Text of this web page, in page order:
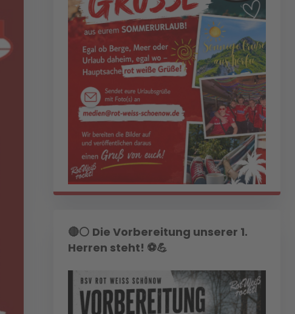
🔴⚪ Die Vorbereitung unserer 1.
Herren steht! ⚽💪